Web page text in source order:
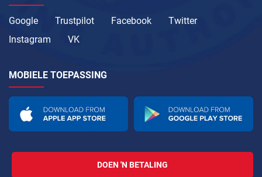
Google Trustpilot Facebook
Twitter
Instagram
VK
MOBIELE TOEPASSING
DOEN 'N BETALING